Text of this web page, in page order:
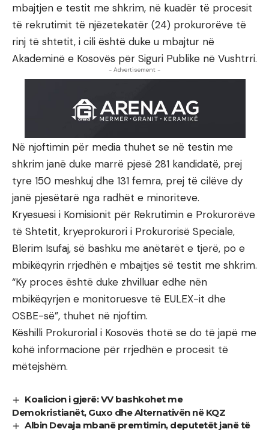
mbajtjen e testit me shkrim, në kuadër të procesit
të rekrutimit të njëzetekatër (24) prokurorëve të
rinj të shtetit, i cili është duke u mbajtur në
Akademinë e Kosovës për Siguri Publike në Vushtrri.
- Advertisement -
Në njoftimin për media thuhet se në testin me
shkrim janë duke marrë pjesë 281 kandidatë, prej
tyre 150 meshkuj dhe 131 femra, prej të cilëve dy
janë pjesëtarë nga radhët e minoriteve.
Kryesuesi i Komisionit për Rekrutimin e Prokurorëve
të Shtetit, kryeprokurori i Prokurorisë Speciale,
Blerim Isufaj, së bashku me anëtarët e tjerë, po e
mbikëqyrin rrjedhën e mbajtjes së testit me shkrim.
“Ky proces është duke zhvilluar edhe nën
mbikëqyrjen e monitoruesve të EULEX-it dhe
OSBE-së”, thuhet në njoftim.
Këshilli Prokurorial i Kosovës thotë se do të japë me
kohë informacione për rrjedhën e procesit të
mëtejshëm.
Koalicion i gjerë: VV bashkohet me
Demokristianët, Guxo dhe Alternativën në KQZ
Albin Devaja mbanë premtimin, deputetët janë të